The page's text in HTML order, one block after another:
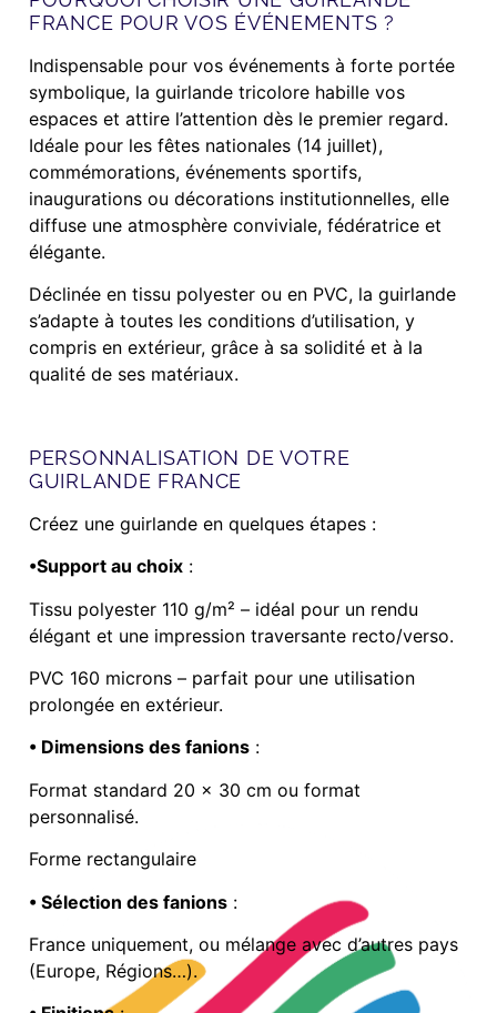
FRANCE POUR VOS ÉVÉNEMENTS ?
Indispensable pour vos événements à forte portée
symbolique, la guirlande tricolore habille vos
espaces et attire l’attention dès le premier regard.
Idéale pour les fêtes nationales (14 juillet),
commémorations, événements sportifs,
inaugurations ou décorations institutionnelles, elle
diffuse une atmosphère conviviale, fédératrice et
élégante.
Déclinée en tissu polyester ou en PVC, la guirlande
s’adapte à toutes les conditions d’utilisation, y
compris en extérieur, grâce à sa solidité et à la
qualité de ses matériaux.
PERSONNALISATION DE VOTRE
GUIRLANDE FRANCE
Créez une guirlande en quelques étapes :
•Support au choix :
Tissu polyester 110 g/m² – idéal pour un rendu
élégant et une impression traversante recto/verso.
PVC 160 microns – parfait pour une utilisation
prolongée en extérieur.
• Dimensions des fanions :
Format standard 20 x 30 cm ou format
personnalisé.
Forme rectangulaire
• Sélection des fanions :
France uniquement, ou mélange avec d’autres pays
(Europe, Régions…).